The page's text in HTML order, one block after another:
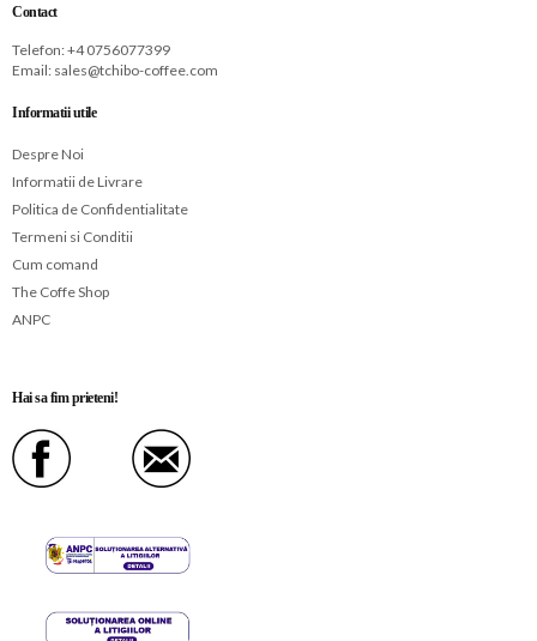
Contact
Telefon: +4 0756077399
Email: sales@tchibo-coffee.com
Informatii utile
Despre Noi
Informatii de Livrare
Politica de Confidentialitate
Termeni si Conditii
Cum comand
The Coffe Shop
ANPC
Hai sa fim prieteni!